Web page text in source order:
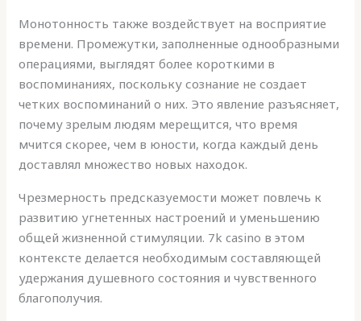
Монотонность также воздействует на восприятие
времени. Промежутки, заполненные однообразными
операциями, выглядят более короткими в
воспоминаниях, поскольку сознание не создает
четких воспоминаний о них. Это явление разъясняет,
почему зрелым людям мерещится, что время
мчится скорее, чем в юности, когда каждый день
доставлял множество новых находок.
Чрезмерность предсказуемости может повлечь к
развитию угнетенных настроений и уменьшению
общей жизненной стимуляции. 7k casino в этом
контексте делается необходимым составляющей
удержания душевного состояния и чувственного
благополучия.